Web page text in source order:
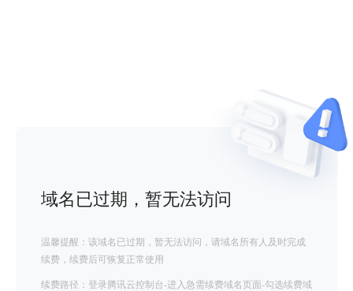
域名已过期，暂无法访问
温馨提醒：该域名已过期，暂无法访问，请域名所有人及时完成
续费，续费后可恢复正常使用
续费路径：登录腾讯云控制台-进入急需续费域名页面-勾选续费域